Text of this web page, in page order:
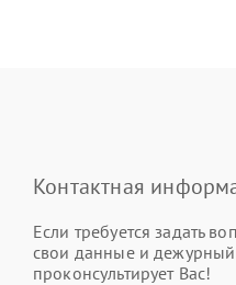
Контактная
Если требуется задать
свои данные и дежурный
проконсультирует Вас!